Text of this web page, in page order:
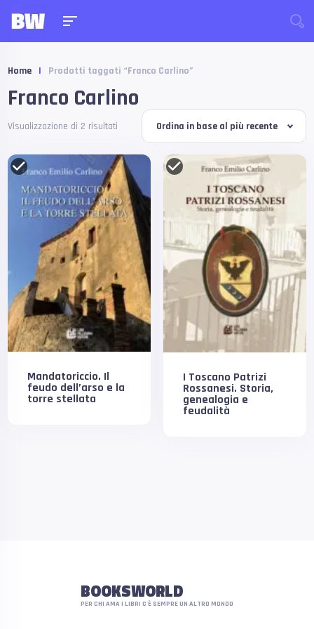
Home | Prodotti taggati “Franco Carlino”
Franco Carlino
Visualizzazione di 2 risultati
Mandatoriccio. Il
feudo dell’arso e la
torre stellata
I Toscano Patrizi
Rossanesi. Storia,
genealogia e
feudalità
BOOKSWORLD
PER CHI AMA I LIBRI C'È SEMPRE UN ALTRO MONDO